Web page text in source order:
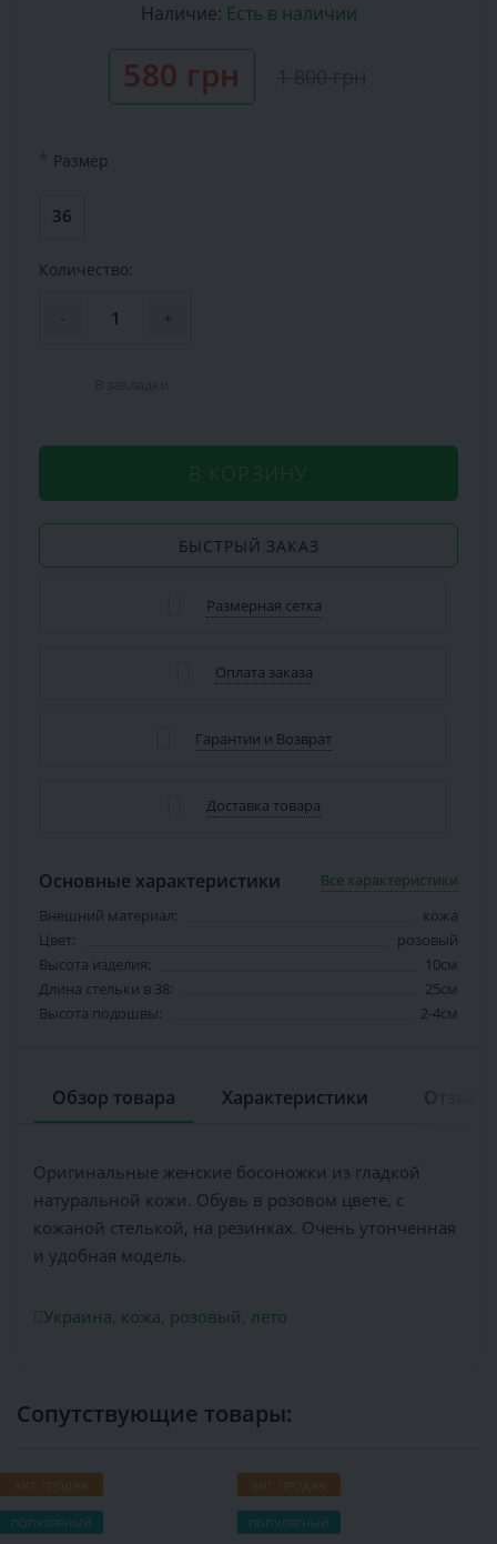
Наличие: Есть в наличии
580 грн
* Размер
36
Количество:
- +
В КОРЗИНУ
БЫСТРЫЙ ЗАКАЗ
Размерная сетка
Оплата заказа
Гарантии и Возврат
Доставка товара
Основные характеристики
Все характеристики
Внешний материал:
кожа
Цвет:
розовый
Высота изделия:
10см
Длина стельки в 38:
25см
Высота подошвы:
2-4см
Обзор товара Характеристики
Оригинальные женские босоножки из гладкой
натуральной кожи. Обувь в розовом цвете, с
кожаной стелькой, на резинках. Очень утонченная
и удобная модель.
Украина, кожа, розовый, лето
Сопутствующие товары:
ХИТ ПРОДАЖ
ПОПУЛЯРНЫЙ
ХИТ ПРОДАЖ
ПОПУЛЯРНЫЙ